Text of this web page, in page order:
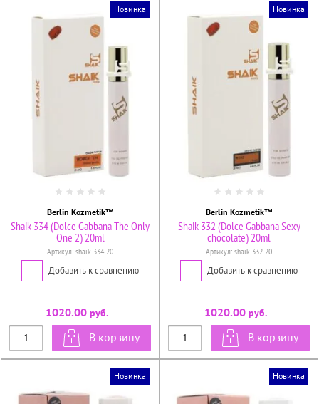
Новинка
Berlin Kozmetik™
Shaik 334 (Dolce Gabbana The Only
One 2) 20ml
Артикул: shaik-334-20
Добавить к сравнению
1020.00руб.
В корзину
Новинка
Berlin Kozmetik™
Shaik 332 (Dolce Gabbana Sexy
chocolate) 20ml
Артикул: shaik-332-20
Добавить к сравнению
1020.00руб.
В корзину
Новинка Новинка